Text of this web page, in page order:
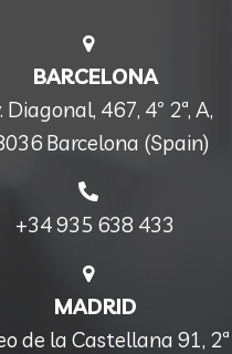
BARCELONA
Diagonal, 467, 4º 2ª, A,
Barcelona (Spain)
+34 935 638 433
MADRID
de la Castellana 91, 2ª